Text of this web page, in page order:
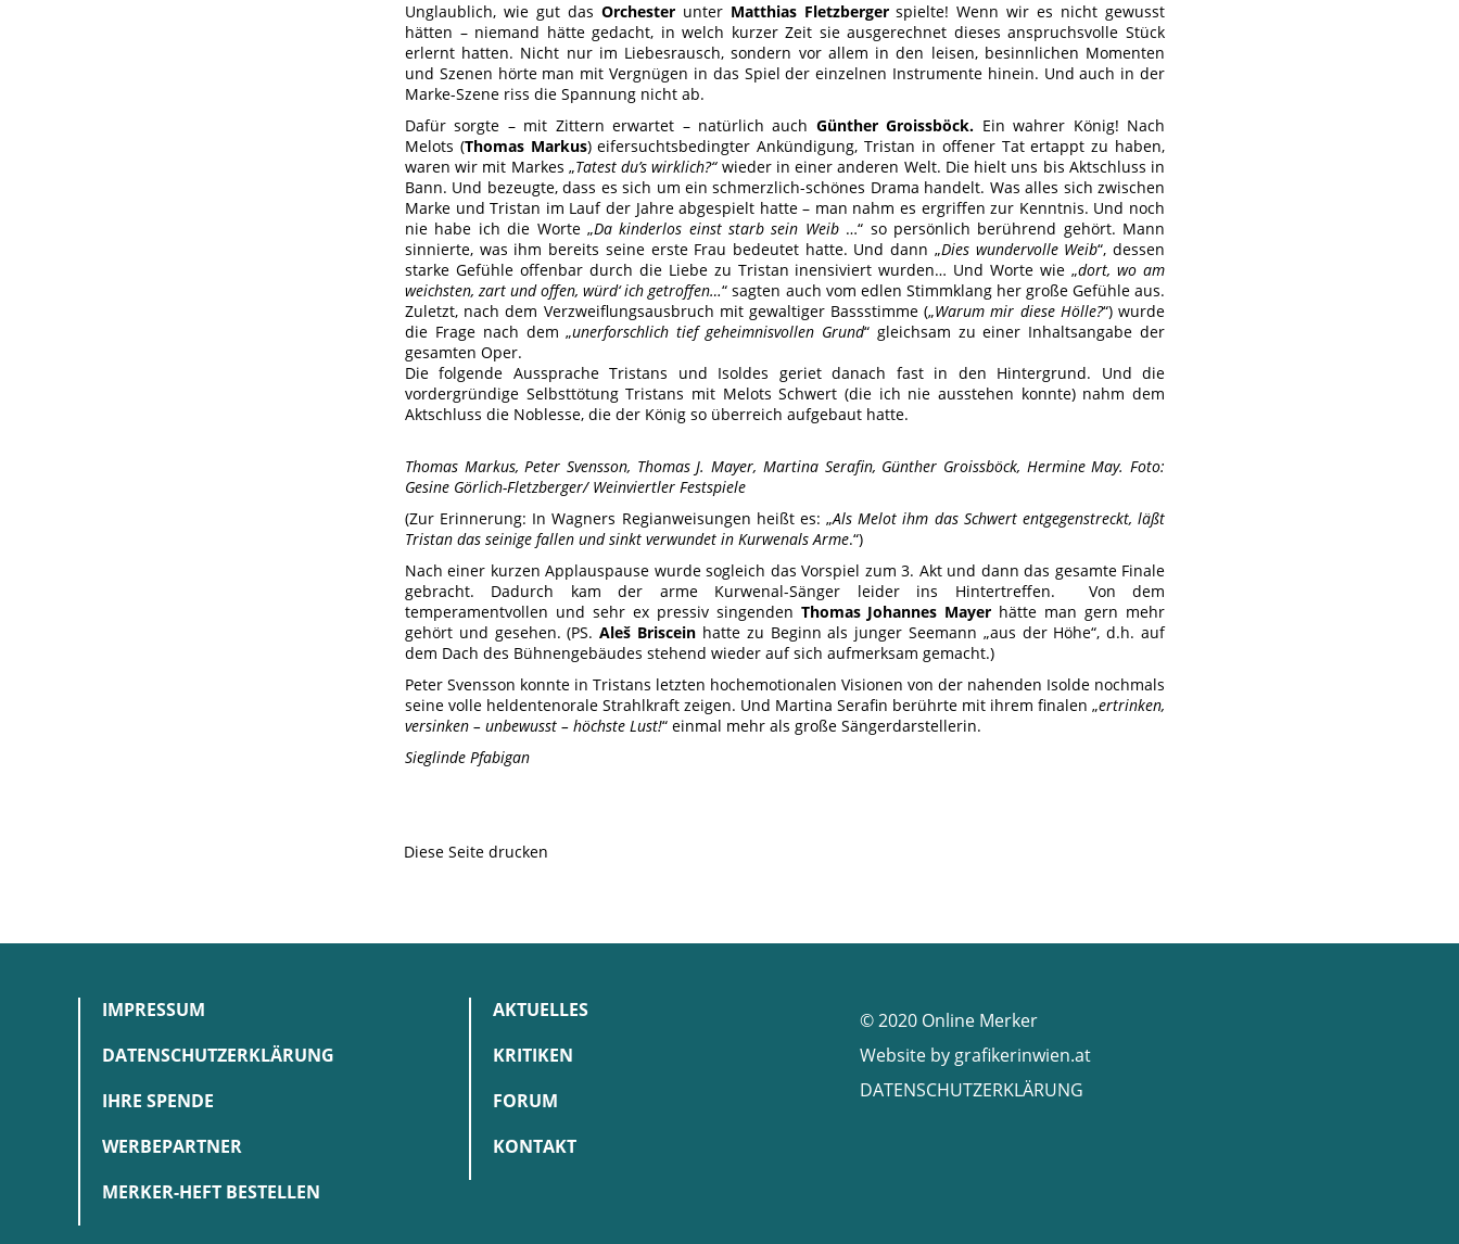
Unglaublich, wie gut das OrchesterunterMatthias Fletzbergerspielte! Wenn wir es nicht gewusst
hätten – niemand hätte gedacht, in welch kurzer Zeit sie ausgerechnet dieses anspruchsvolle Stück
erlernt hatten. Nicht nur im Liebesrausch, sondern vor allem in den leisen, besinnlichen Momenten
und Szenen hörte man mit Vergnügen in das Spiel der einzelnen Instrumente hinein. Und auch in der
Marke-Szene riss die Spannung nicht ab.
Dafür sorgte – mit Zittern erwartet – natürlich auch Günther Groissböck. Ein wahrer König! Nach
Melots (Thomas Markus) eifersuchtsbedingter Ankündigung, Tristan in offener Tat ertappt zu haben,
waren wir mit Markes „Tatest du’s wirklich?“wieder in einer anderen Welt. Die hielt uns bis Aktschluss in
Bann. Und bezeugte, dass es sich um ein schmerzlich-schönes Drama handelt. Was alles sich zwischen
Marke und Tristan im Lauf der Jahre abgespielt hatte – man nahm es ergriffen zur Kenntnis. Und noch
nie habe ich die Worte „Da kinderlos einst starb sein Weib…“ so persönlich berührend gehört. Mann
sinnierte, was ihm bereits seine erste Frau bedeutet hatte. Und dann „Dies wundervolle Weib“, dessen
starke Gefühle offenbar durch die Liebe zu Tristan inensiviert wurden… Und Worte wie „dort, wo am
weichsten, zart und offen, würd‘ ich getroffen…“ sagten auch vom edlen Stimmklang her große Gefühle aus.
Zuletzt, nach dem Verzweiflungsausbruch mit gewaltiger Bassstimme („Warum mir diese Hölle?“) wurde
die Frage nach dem „unerforschlich tief geheimnisvollen Grund“ gleichsam zu einer Inhaltsangabe der
gesamten Oper.
Die folgende Aussprache Tristans und Isoldes geriet danach fast in den Hintergrund. Und die
vordergründige Selbsttötung Tristans mit Melots Schwert (die ich nie ausstehen konnte) nahm dem
Aktschluss die Noblesse, die der König so überreich aufgebaut hatte.
Thomas Markus, Peter Svensson, Thomas J. Mayer, Martina Serafin, Günther Groissböck, Hermine May. Foto:
Gesine Görlich-Fletzberger/ Weinviertler Festspiele
(Zur Erinnerung: In Wagners Regianweisungen heißt es: „Als Melot ihm das Schwert entgegenstreckt, läßt
Tristan das seinige fallen und sinkt verwundet in Kurwenals Arme.“)
Nach einer kurzen Applauspause wurde sogleich das Vorspiel zum 3. Akt und dann das gesamte Finale
gebracht. Dadurch kam der arme Kurwenal-Sänger leider ins Hintertreffen. Von dem
temperamentvollen und sehr ex pressiv singenden Thomas Johannes Mayer hätte man gern mehr
gehört und gesehen. (PS. Aleš Briscein hatte zu Beginn als junger Seemann „aus der Höhe“, d.h. auf
dem Dach des Bühnengebäudes stehend wieder auf sich aufmerksam gemacht.)
Peter Svensson konnte in Tristans letzten hochemotionalen Visionen von der nahenden Isolde nochmals
seine volle heldentenorale Strahlkraft zeigen. Und Martina Serafin berührte mit ihrem finalen „ertrinken,
versinken – unbewusst – höchste Lust!“ einmal mehr als große Sängerdarstellerin.
Sieglinde Pfabigan
Diese Seite drucken
IMPRESSUM
DATENSCHUTZERKLÄRUNG
IHRE SPENDE
WERBEPARTNER
MERKER-HEFT BESTELLEN
AKTUELLES
KRITIKEN
FORUM
KONTAKT
© 2020 Online Merker
Website by grafikerinwien.at
DATENSCHUTZERKLÄRUNG